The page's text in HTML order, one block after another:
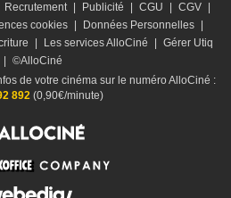
Recrutement Publicité CGU CGV
cookies Données Personnelles
Les services AlloCiné
Gérer Utiq
©AlloCiné
de votre cinéma sur le numéro AlloCiné :
892(0,90€/minute)